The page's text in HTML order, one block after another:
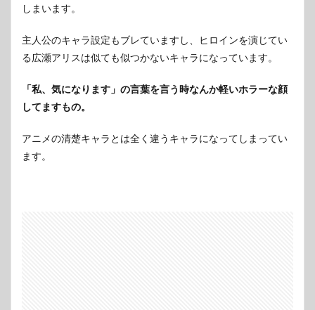
しまいます。
主人公のキャラ設定もブレていますし、ヒロインを演じてい
る広瀬アリスは似ても似つかないキャラになっています。
「私、気になります」の言葉を言う時なんか軽いホラーな顔
してますもの。
アニメの清楚キャラとは全く違うキャラになってしまってい
ます。